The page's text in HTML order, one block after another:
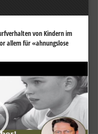
von Kindern im
allem für «ahnungslose